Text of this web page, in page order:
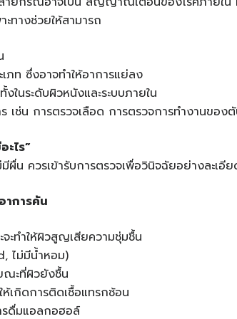
ทางช่วยให้สามารถ
ภท ซึ่งอาจทำให้อาการแย่ลง
ในระดับผิวหนังและระบบภายใน
เช่น การตรวจเลือด การตรวจการทำงานของตั
ะไร”
น ควรเข้ารับการตรวจเพื่อวินิจฉัยอย่างละเอี
าการคัน
ะทำให้ผิวสูญเสียความชุ่มชื้น
ไม่มีน้ำหอม)
ณะที่ผิวยังชื้น
ห้เกิดการติดเชื้อแทรกซ้อน
รดื่มแอลกอฮอล์